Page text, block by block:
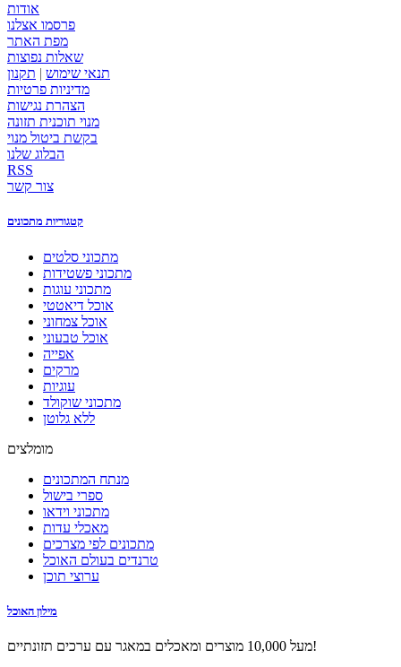
אודות
פרסמו אצלנו
מפת האתר
שאלות נפוצות
תנאי שימוש | תקנון
מדיניות פרטיות
הצהרת נגישות
מנוי תוכנית תזונה
בקשת ביטול מנוי
הבלוג שלנו
RSS
צור קשר
קטגוריות מתכונים
מתכוני סלטים
מתכוני פשטידות
מתכוני עוגות
אוכל דיאטטי
אוכל צמחוני
אוכל טבעוני
אפייה
מרקים
עוגיות
מתכוני שוקולד
ללא גלוטן
מומלצים
מנתח המתכונים
ספרי בישול
מתכוני וידאו
מאכלי עדות
מתכונים לפי מצרכים
טרנדים בעולם האוכל
ערוצי תוכן
מילון האוכל
מעל 10,000 מוצרים ומאכלים במאגר עם ערכים תזונתיים!